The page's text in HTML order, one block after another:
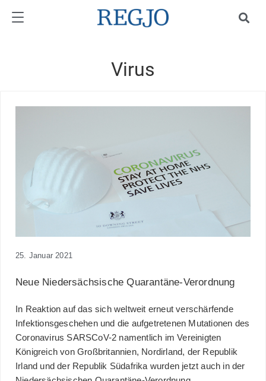
Virus
25. Januar 2021
Neue Niedersächsische Quarantäne-Verordnung
In Reaktion auf das sich weltweit erneut verschärfende
Infektionsgeschehen und die aufgetretenen Mutationen des
Coronavirus SARSCoV-2 namentlich im Vereinigten
Königreich von Großbritannien, Nordirland, der Republik
Irland und der Republik Südafrika wurden jetzt auch in der